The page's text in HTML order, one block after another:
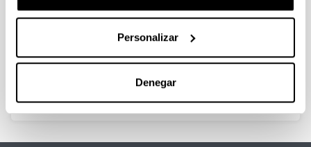
Personalizar
Denegar
Volumen:
Página de inicio - Página de fin: